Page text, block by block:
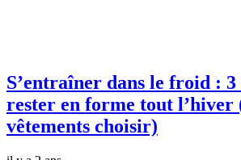
S’entraîner dans le froid :
rester en forme tout l’hiver
vêtements choisir)